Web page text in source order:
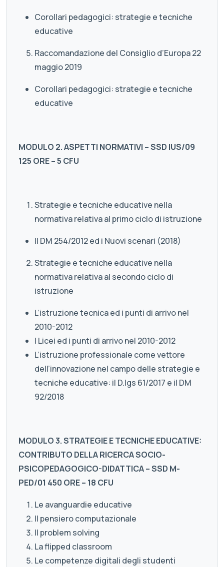
Corollari pedagogici: strategie e tecniche
educative
Raccomandazione del Consiglio d’Europa 22
maggio 2019
Corollari pedagogici: strategie e tecniche
educative
MODULO 2. ASPETTI NORMATIVI – SSD IUS/09
125 ORE – 5 CFU
Strategie e tecniche educative nella
normativa relativa al primo ciclo di istruzione
Il DM 254/2012 ed i Nuovi scenari (2018)
Strategie e tecniche educative nella
normativa relativa al secondo ciclo di
istruzione
L’istruzione tecnica ed i punti di arrivo nel
2010-2012
I Licei ed i punti di arrivo nel 2010-2012
L’istruzione professionale come vettore
dell’innovazione nel campo delle strategie e
tecniche educative: il D.lgs 61/2017 e il DM
92/2018
MODULO 3. STRATEGIE E TECNICHE EDUCATIVE:
CONTRIBUTO DELLA RICERCA SOCIO-
PSICOPEDAGOGICO-DIDATTICA – SSD M-
PED/01 450 ORE – 18 CFU
Le avanguardie educative
Il pensiero computazionale
Il problem solving
La flipped classroom
Le competenze digitali degli studenti